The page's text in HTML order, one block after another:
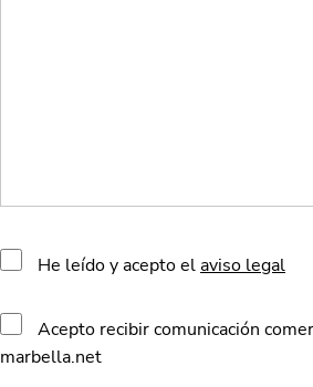
He leído y acepto elaviso legal
Acepto recibir comunicación
marbella.net